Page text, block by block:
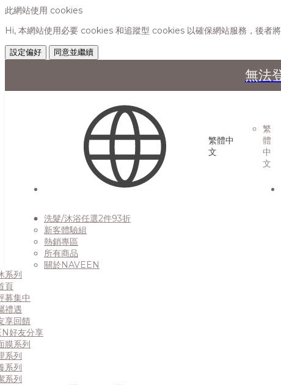
此網站使用 cookies
Hi, 本網站使用必要 cookies 和追蹤型 cookies 以確保網站服務，後者
設定偏好 同意並繼續
無法
繁體中
文
繁
體
中
文
洗髮/沐浴任選2件93折
新客體驗組
熱銷專區
所有商品
系列
列
系列
系列
濕系列
系列
膜系列
系列
系列
系列
關於NAVEEN
頁
證
好友分享
募集中
禮遇
享回饋
你的購物車是空的